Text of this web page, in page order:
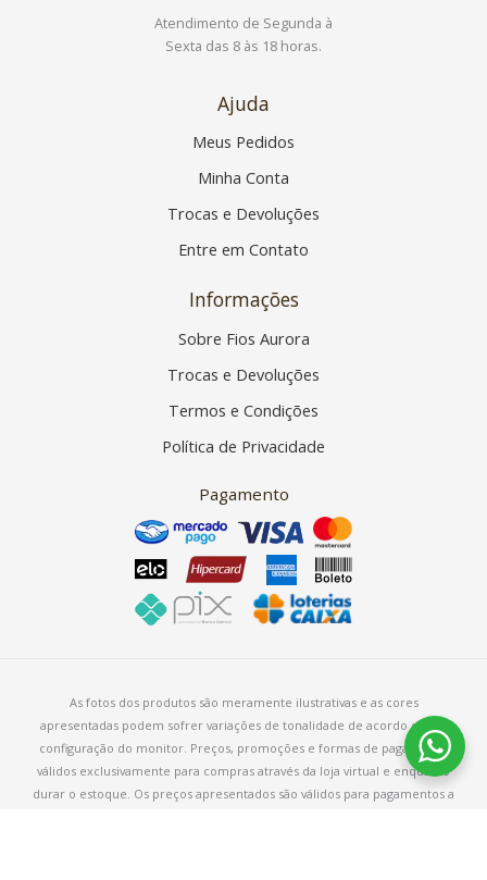
Atendimento de Segunda à
Sexta das 8 às 18 horas.
Ajuda
Meus Pedidos
Minha Conta
Trocas e Devoluções
Entre em Contato
Informações
Sobre Fios Aurora
Trocas e Devoluções
Termos e Condições
Política de Privacidade
Pagamento
As fotos dos produtos são meramente ilustrativas e as cores
apresentadas podem sofrer variações de tonalidade de acordo com a
configuração do monitor. Preços, promoções e formas de pagamento
válidos exclusivamente para compras através da loja virtual e enquanto
durar o estoque. Os preços apresentados são válidos para pagamentos a